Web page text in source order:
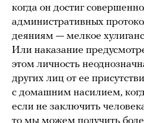
когда он достиг
административных
деяниям — мелкое
Или наказание
этом личность
других лиц от ее
с домашним насилием,
если не заключить
то мы можем получить